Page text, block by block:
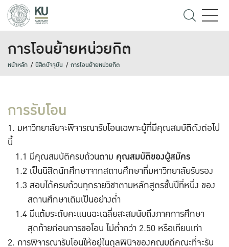
การโอนย้ายหน่วยกิต
หน้าหลัก นิสิตปัจจุบัน การโอนย้ายหน่วยกิต
การรับโอน
มหาวิทยาลัยจะพิจารณารับโอนเฉพาะผู้ที่มีคุณสมบัติดังต่อไป
นี้
มีคุณสมบัติครบถ้วนตาม คุณสมบัติของผู้สมัคร
เป็นนิสิตนักศึกษาจากสถานศึกษาที่มหาวิทยาลัยรับรอง
สอบได้ครบถ้วนทุกรายวิชาตามหลักสูตรชั้นปีที่หนึ่ง ของ
สถานศึกษาเดิมเป็นอย่างต่ำ
มีแต้มระดับคะแนนฉะเฉลี่ยสะสมนับถึงภาคการศึกษา
สุดท้ายก่อนการขอโอน ไม่ต่ำกว่า 2.50 หรือเทียบเท่า
การพิจารณารับโอนให้อยู่ในดุลพินิจของคณบดีคณะที่จะรับ